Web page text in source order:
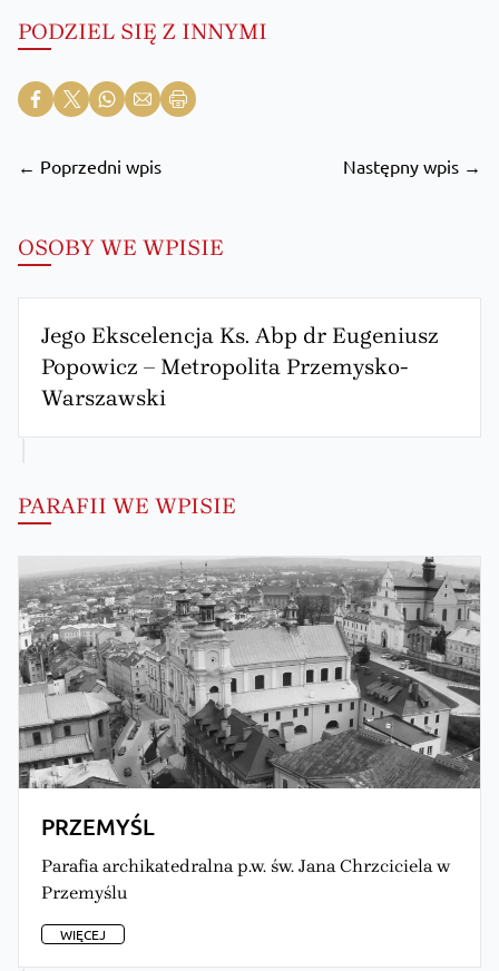
PODZIEL SIĘ Z INNYMI
← Poprzedni wpis Następny wpis →
OSOBY WE WPISIE
Jego Ekscelencja Ks. Abp dr Eugeniusz
Popowicz – Metropolita Przemysko-
Warszawski
PARAFII WE WPISIE
PRZEMYŚL
Parafia archikatedralna p.w. św. Jana Chrzciciela w
Przemyślu
WIĘCEJ